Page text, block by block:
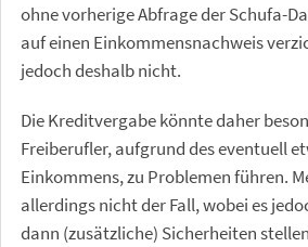
ohne vorherige Abfrage der Schufa-
auf einen Einkommensnachweis
jedoch deshalb nicht.
Die Kreditvergabe könnte daher
Freiberufler, aufgrund des eventuell
Einkommens, zu Problemen führen.
allerdings nicht der Fall, wobei es
dann (zusätzliche) Sicherheiten